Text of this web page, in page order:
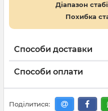
Діапазон
Похибка
Способи доставки
Способи оплати
Поділитися: